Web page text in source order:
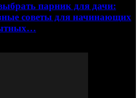
парник для дачи:
советы для начинающих